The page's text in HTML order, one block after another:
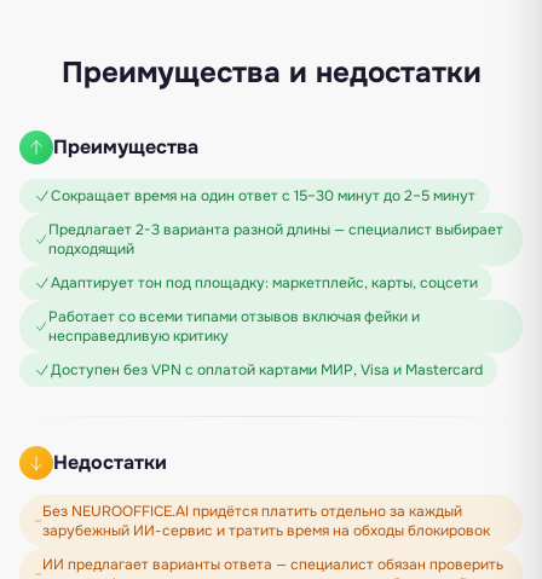
Преимущества и недостатки
Преимущества
Сокращает время на один ответ с 15–30 минут до 2–5 минут
Предлагает 2-3 варианта разной длины — специалист выбирает
подходящий
Адаптирует тон под площадку: маркетплейс, карты, соцсети
Работает со всеми типами отзывов включая фейки и
несправедливую критику
Доступен без VPN с оплатой картами МИР, Visa и Mastercard
Недостатки
Без NEUROOFFICE.AI придётся платить отдельно за каждый
зарубежный ИИ-сервис и тратить время на обходы блокировок
ИИ предлагает варианты ответа — специалист обязан проверить